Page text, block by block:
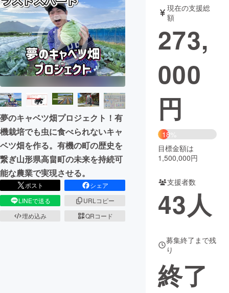
アート・写真 音楽
テクノロジー・ガジェット ゲーム・サ
映像・映画
ビジネス・起業
まちづくり・地域活性化
CAMPFIRE for Social Good
CAMPFIRE Creation
CAMPFIREふるさと納税machi-ya コミュニティ
夢のキャベツ畑プロジェクト！有
機栽培でも虫に食べられないキャ
ベツ畑を作る。有機の町の歴史を
繋ぎ山形県高畠町の未来を持続可
能な農業で実現させる。
ポスト
シェア
LINEで送る
URLコピー
埋め込み
QRコード
現在の支援総
額
273,
000
円
18%
目標金額は
1,500,000円
支援者数
43人
募集終了まで残
り
終了